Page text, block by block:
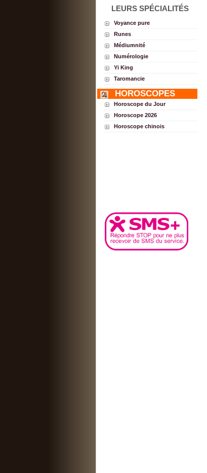
LEURS SPÉCIALITÉS
Voyance pure
Runes
Médiumnité
Numérologie
Yi King
Taromancie
HOROSCOPES
Horoscope du Jour
Horoscope 2026
Horoscope chinois